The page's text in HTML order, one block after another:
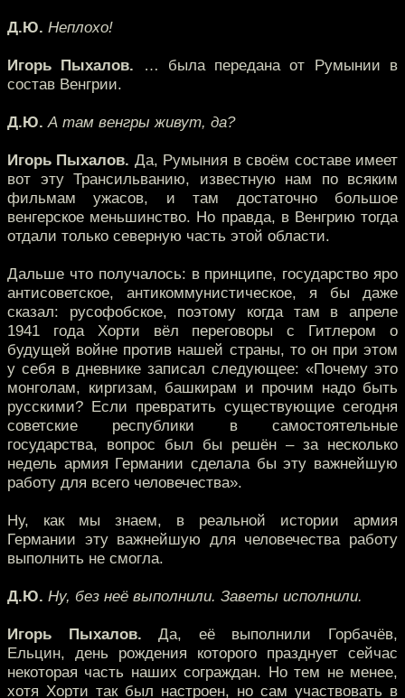
Д.Ю. Неплохо!
Игорь Пыхалов. … была передана от Румынии в
состав Венгрии.
Д.Ю. А там венгры живут, да?
Игорь Пыхалов. Да, Румыния в своём составе имеет
вот эту Трансильванию, известную нам по всяким
фильмам ужасов, и там достаточно большое
венгерское меньшинство. Но правда, в Венгрию тогда
отдали только северную часть этой области.
Дальше что получалось: в принципе, государство яро
антисоветское, антикоммунистическое, я бы даже
сказал: русофобское, поэтому когда там в апреле
1941 года Хорти вёл переговоры с Гитлером о
будущей войне против нашей страны, то он при этом
у себя в дневнике записал следующее: «Почему это
монголам, киргизам, башкирам и прочим надо быть
русскими? Если превратить существующие сегодня
советские республики в самостоятельные
государства, вопрос был бы решён – за несколько
недель армия Германии сделала бы эту важнейшую
работу для всего человечества».
Ну, как мы знаем, в реальной истории армия
Германии эту важнейшую для человечества работу
выполнить не смогла.
Д.Ю. Ну, без неё выполнили. Заветы исполнили.
Игорь Пыхалов. Да, её выполнили Горбачёв,
Ельцин, день рождения которого празднует сейчас
некоторая часть наших сограждан. Но тем не менее,
хотя Хорти так был настроен, но сам участвовать в